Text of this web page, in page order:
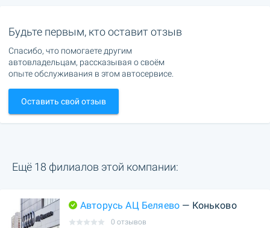
Будьте первым, кто оставит отзыв
Спасибо, что помогаете другим
автовладельцам, рассказывая о своём
опыте обслуживания в этом автосервисе.
Оставить свой отзыв
Ещё 18 филиалов этой компании:
Авторусь АЦ Беляево — Коньково
0 отзывов